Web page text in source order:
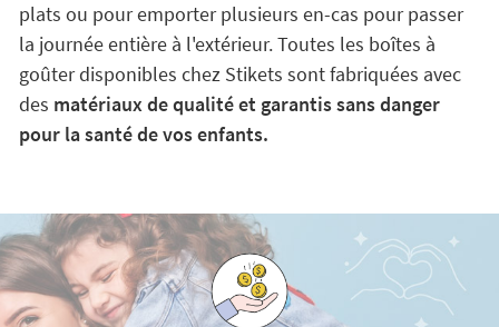
plats ou pour emporter plusieurs en-cas pour passer
la journée entière à l'extérieur. Toutes les boîtes à
goûter disponibles chez Stikets sont fabriquées avec
des matériaux de qualité et garantis sans danger
pour la santé de vos enfants.